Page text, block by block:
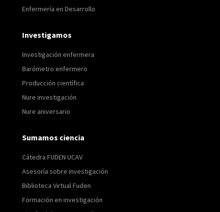
Enfermería en Desarrollo
Investigamos
Investigación enfermera
Barómetro enfermero
Producción científica
Nure investigación
Nure aniversario
Sumamos ciencia
Cátedra FUDEN UCAV
Asesoría sobre investigación
Biblioteca Virtual Fuden
Formación en investigación